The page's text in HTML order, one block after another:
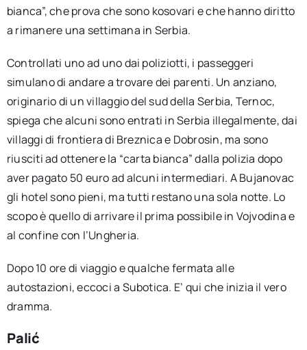
bianca”, che prova che sono kosovari e che hanno diritto
a rimanere una settimana in Serbia.
Controllati uno ad uno dai poliziotti, i passeggeri
simulano di andare a trovare dei parenti. Un anziano,
originario di un villaggio del sud della Serbia, Ternoc,
spiega che alcuni sono entrati in Serbia illegalmente, dai
villaggi di frontiera di Breznica e Dobrosin, ma sono
riusciti ad ottenere la “carta bianca” dalla polizia dopo
aver pagato 50 euro ad alcuni intermediari. A Bujanovac
gli hotel sono pieni, ma tutti restano una sola notte. Lo
scopo è quello di arrivare il prima possibile in Vojvodina e
al confine con l’Ungheria.
Dopo 10 ore di viaggio e qualche fermata alle
autostazioni, eccoci a Subotica. E’ qui che inizia il vero
dramma.
Palić